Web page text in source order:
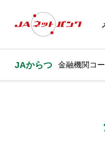
JAからつ 金融機関コ